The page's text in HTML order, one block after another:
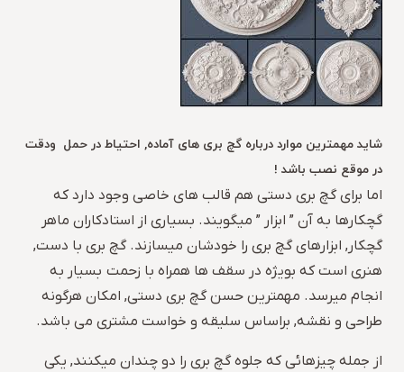
شاید مهمترین موارد درباره گچ بری های آماده, احتیاط در حمل ودقت
در موقع نصب باشد !
اما برای گچ بری دستی هم قالب های خاصی وجود دارد که
گچکارها به آن ” ابزار ” میگویند. بسیاری از استادکاران ماهر
گچکار, ابزارهای گچ بری را خودشان میسازند. گچ بری با دست,
هنری است که بویژه در سقف ها همراه با زحمت بسیار به
انجام میرسد. مهمترین حسن گچ بری دستی, امکان هرگونه
طراحی و نقشه, براساس سلیقه و خواست مشتری می باشد.
از جمله چیزهائی که جلوه گچ بری را دو چندان میکنند, یکی